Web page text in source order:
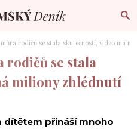
rodičů se stala skutečností, video má
rodičů se stala
miliony zhlédnutí
dítětem přináší mnoho